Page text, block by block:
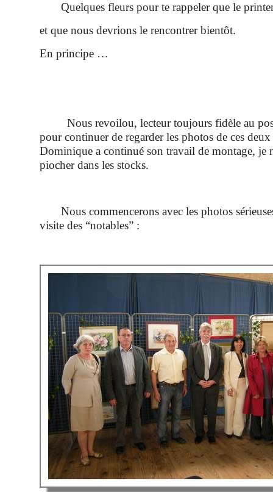
Quelques fleurs pour te rappeler que le
et que nous devrions le rencontrer bientôt.
En principe …
Nous revoilou, lecteur toujours fidèle au
pour continuer de regarder les photos de ces
Dominique a continué son travail de montage, je
piocher dans les stocks.
Nous commencerons avec les photos
visite des “notables” :